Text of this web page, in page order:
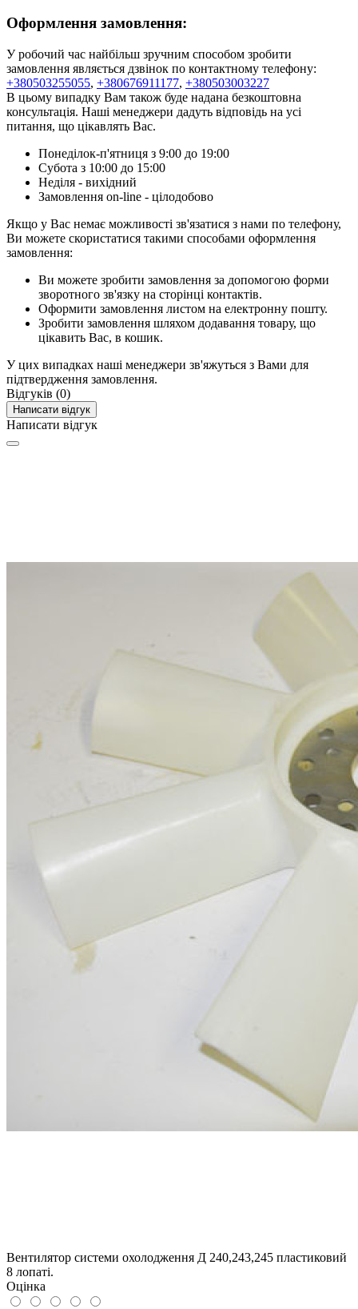
Оформлення замовлення:
У робочий час найбільш зручним способом зробити
замовлення являється дзвінок по контактному телефону:
+380503255055, +380676911177, +380503003227
В цьому випадку Вам також буде надана безкоштовна
консультація. Наші менеджери дадуть відповідь на усі
питання, що цікавлять Вас.
Понеділок-п'ятниця з 9:00 до 19:00
Субота з 10:00 до 15:00
Неділя - вихідний
Замовлення on-line - цілодобово
Якщо у Вас немає можливості зв'язатися з нами по телефону,
Ви можете скористатися такими способами оформлення
замовлення:
Ви можете зробити замовлення за допомогою форми
зворотного зв'язку на сторінці контактів.
Оформити замовлення листом на електронну пошту.
Зробити замовлення шляхом додавання товару, що
цікавить Вас, в кошик.
У цих випадках наші менеджери зв'яжуться з Вами для
підтвердження замовлення.
Відгуків (0)
Написати відгук
Написати відгук
Вентилятор системи охолодження Д 240,243,245 пластиковий
8 лопаті.
Оцінка